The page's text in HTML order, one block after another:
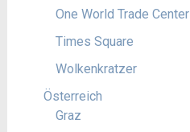
One World Trade Center
Times Square
Wolkenkratzer
Österreich
Graz